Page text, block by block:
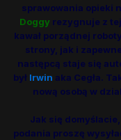
sprawowania opieki
Doggyrezygnuje z
kawał porządnej
strony, jak i
następcą staje się
był Irwin aka Cegła.
nową osobą w
Jak się
podania proszę